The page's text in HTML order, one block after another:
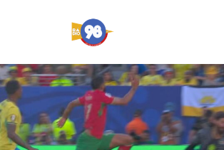
Conteúdo